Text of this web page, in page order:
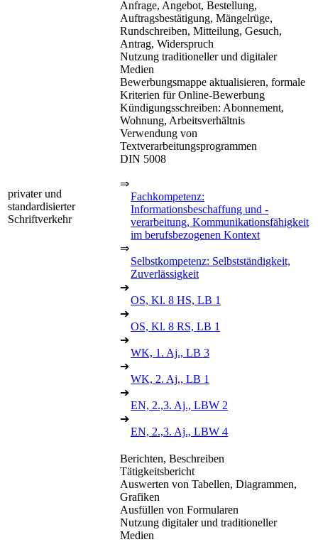
privater und
standardisierter
Schriftverkehr
Anfrage, Angebot, Bestellung,
Auftragsbestätigung, Mängelrüge,
Rundschreiben, Mitteilung, Gesuch,
Antrag, Widerspruch
Nutzung traditioneller und digitaler
Medien
Bewerbungsmappe aktualisieren, formale
Kriterien für Online-Bewerbung
Kündigungsschreiben: Abonnement,
Wohnung, Arbeitsverhältnis
Verwendung von
Textverarbeitungsprogrammen
DIN 5008
⇒
Fachkompetenz:
Informationsbeschaffung und -
verarbeitung, Kommunikationsfähigkeit
im berufsbezogenen Kontext
⇒
Selbstkompetenz: Selbstständigkeit,
Zuverlässigkeit
➔
OS, Kl. 8 HS, LB 1
➔
OS, Kl. 8 RS, LB 1
➔
WK, 1. Aj., LB 3
➔
WK, 2. Aj., LB 1
➔
EN, 2.,3. Aj., LBW 2
➔
EN, 2.,3. Aj., LBW 4
Berichten, Beschreiben
Tätigkeitsbericht
Auswerten von Tabellen, Diagrammen,
Grafiken
Ausfüllen von Formularen
Nutzung digitaler und traditioneller
Medien